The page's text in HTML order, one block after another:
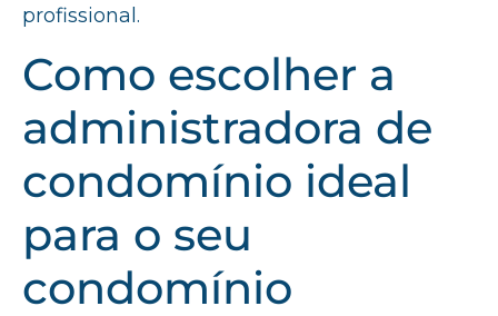
profissional.
Como escolher a
administradora de
condomínio ideal
para o seu
condomínio